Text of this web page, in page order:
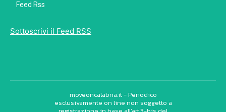
Feed Rss
Sottoscrivi il Feed RSS
moveoncalabria.it - Periodico
esclusivamente on line non soggetto a